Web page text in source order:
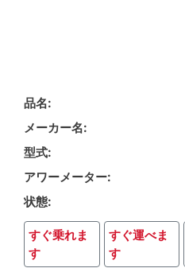
品名
メーカー名
型式
アワーメーター
状態
すぐ乗れま
す
すぐ運べま
す